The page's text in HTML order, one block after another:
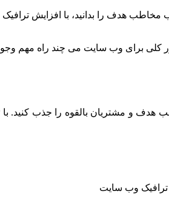
مخاطب هدف را بدانید، با افزایش
وب سایت می چند راه مهم وجود
و مشتریان بالقوه را جذب کنید. با